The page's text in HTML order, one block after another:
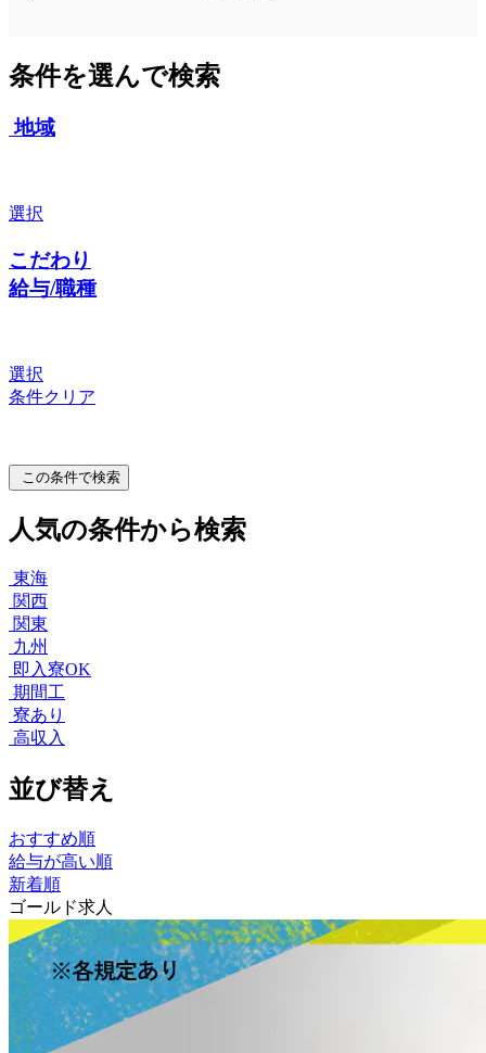
条件を選んで検索
地域
選択
こだわり
給与/職種
選択
条件クリア
この条件で検索
人気の条件から検索
東海
関西
関東
九州
即入寮OK
期間工
寮あり
高収入
並び替え
おすすめ順
給与が高い順
新着順
ゴールド求人